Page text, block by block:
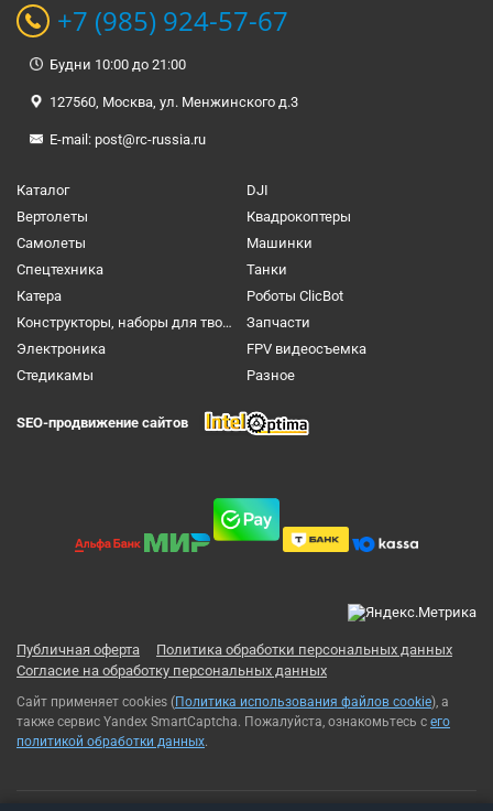
+7 (985) 924-57-67
Будни 10:00 до 21:00
127560, Москва, ул. Менжинского д.3
E-mail: post@rc-russia.ru
Каталог
DJI
Вертолеты
Квадрокоптеры
Самолеты
Машинки
Спецтехника
Танки
Катера
Роботы ClicBot
Конструкторы, наборы для творчества и настольные игры
Запчасти
Электроника
FPV видеосъемка
Cтедикамы
Разное
SEO-продвижение сайтов
Публичная оферта
Политика обработки персональных данных
Согласие на обработку персональных данных
Сайт применяет cookies (Политика использования файлов cookie), а
также сервис Yandex SmartCaptcha. Пожалуйста, ознакомьтесь с его
политикой обработки данных.